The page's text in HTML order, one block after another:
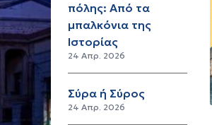
πόλης: Από τα
μπαλκόνια της
Ιστορίας
24 Απρ. 2026
Σύρα ή Σύρος
24 Απρ. 2026